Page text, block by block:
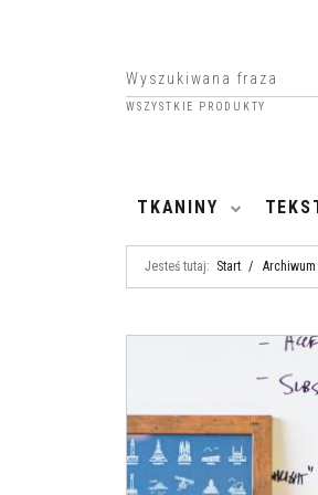
WSZYSTKIE PRODUKTY
TKANINY
Jesteś tutaj: Start / Archiwum